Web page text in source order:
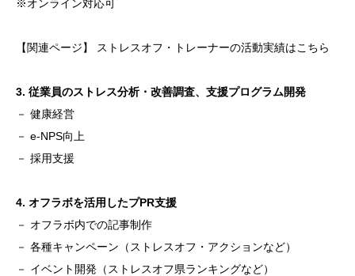
※オンライン対応可
【関連ページ】 ストレスオフ・トレーナーの活動実績はこちら
3. 従業員のストレス分析・改善調査、支援プログラム開発
－ 健康経営
－ e-NPS向上
－ 採用支援
4. オフラボを活用したプPR支援
－ オフラボ内での記事制作
－ 各種キャンペーン（ ストレスオフ・アクションなど）
－ イベント開発（ ストレスオフ県ランキングなど）